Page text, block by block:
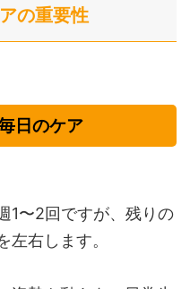
の重要性
日のケア
1〜2回ですが、残りの
左右します。